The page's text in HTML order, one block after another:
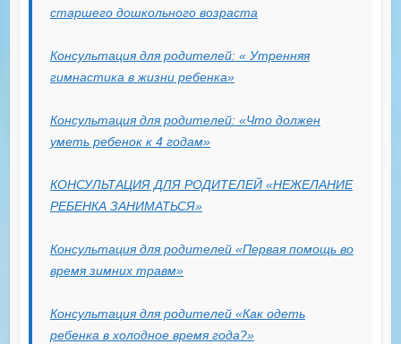
старшего дошкольного возраста
Консультация для родителей: « Утренняя
гимнастика в жизни ребенка»
Консультация для родителей: «Что должен
уметь ребенок к 4 годам»
КОНСУЛЬТАЦИЯ ДЛЯ РОДИТЕЛЕЙ «НЕЖЕЛАНИЕ
РЕБЕНКА ЗАНИМАТЬСЯ»
Консультация для родителей «Первая помощь во
время зимних травм»
Консультация для родителей «Как одеть
ребенка в холодное время года?»